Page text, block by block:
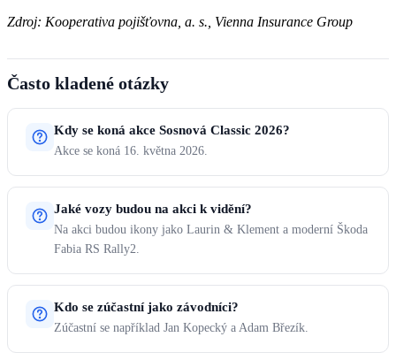
Zdroj: Kooperativa pojišťovna, a. s., Vienna Insurance Group
Často kladené otázky
Kdy se koná akce Sosnová Classic 2026?
Akce se koná 16. května 2026.
Jaké vozy budou na akci k vidění?
Na akci budou ikony jako Laurin & Klement a moderní Škoda
Fabia RS Rally2.
Kdo se zúčastní jako závodníci?
Zúčastní se například Jan Kopecký a Adam Březík.